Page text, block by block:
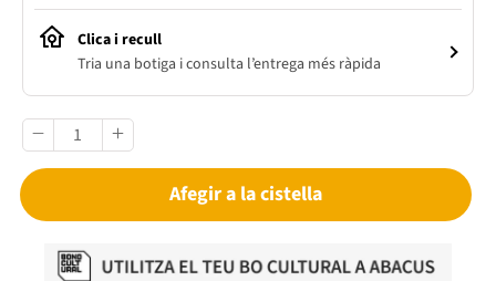
Clica i recull
Tria una botiga i consulta l’entrega més ràpida
Afegir a la cistella